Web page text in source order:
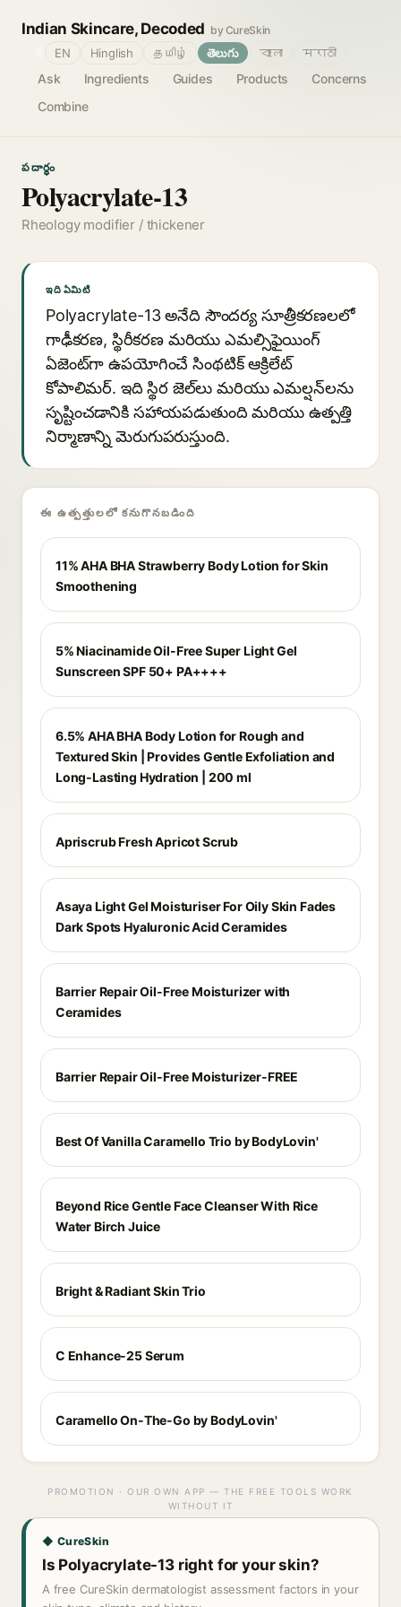
Indian Skincare, Decoded by CureSkin
Ask Ingredients Guides Products
Concerns
Combine
EN Hinglish தமிழ் తెలుగు বাংলা मराठी
పదార్థం
Polyacrylate-13
Rheology modifier / thickener
ఇది ఏమిటి
Polyacrylate-13 అనేది సౌందర్య సూత్రీకరణలలో
గాఢీకరణ, స్థిరీకరణ మరియు ఎమల్సిఫైయింగ్
ఏజెంట్‌గా ఉపయోగించే సింథటిక్ ఆక్రిలేట్
కోపాలిమర్. ఇది స్థిర జెల్‌లు మరియు ఎమల్షన్‌లను
సృష్టించడానికి సహాయపడుతుంది మరియు ఉత్పత్తి
నిర్మాణాన్ని మెరుగుపరుస్తుంది.
ఈ ఉత్పత్తులలో కనుగొనబడింది
11% AHA BHA Strawberry Body Lotion for Skin
Smoothening
5% Niacinamide Oil-Free Super Light Gel
Sunscreen SPF 50+ PA++++
6.5% AHA BHA Body Lotion for Rough and
Textured Skin | Provides Gentle Exfoliation and
Long-Lasting Hydration | 200 ml
Apriscrub Fresh Apricot Scrub
Asaya Light Gel Moisturiser For Oily Skin Fades
Dark Spots Hyaluronic Acid Ceramides
Barrier Repair Oil-Free Moisturizer with
Ceramides
Barrier Repair Oil-Free Moisturizer-FREE
Best Of Vanilla Caramello Trio by BodyLovin'
Beyond Rice Gentle Face Cleanser With Rice
Water Birch Juice
Bright & Radiant Skin Trio
C Enhance-25 Serum
Caramello On-The-Go by BodyLovin'
PROMOTION · OUR OWN APP — THE FREE TOOLS WORK
WITHOUT IT
◆ CureSkin
Is Polyacrylate-13 right for your skin?
A free CureSkin dermatologist assessment factors in your